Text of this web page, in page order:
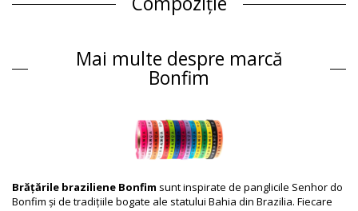
Informaţii produs
Departamentul: Unisex, Brățări
Ambalajul include: 1 x Brățări (Nu sunt incluse alte accesorii)
EAN: Mărime unică (7899818109912)
Referinţă furnizor: LOF OF H-13-LARANJA NORMAL
Greutate: 10g / 0.02lb / 0.35oz
Instrucţiuni de spălare și
Mai multe despre marcă
Bonfim
Brățările braziliene Bonfim sunt inspirate de panglicile Senhor do
Bonfim și de tradițiile bogate ale statului Bahia din Brazilia. Fiecare